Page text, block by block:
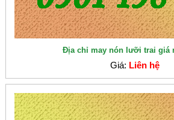
Địa chỉ may nón lưỡi trai giá
Giá: Liên hệ